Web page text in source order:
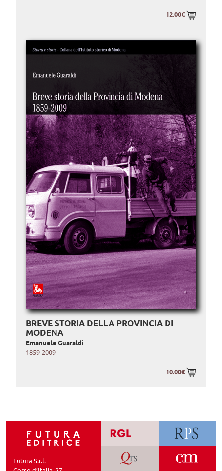
12.00€
BREVE STORIA DELLA PROVINCIA DI
MODENA
Emanuele Guaraldi
1859-2009
10.00€
Futura S.r.l.